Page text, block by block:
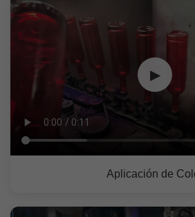
▶
Aplicación de